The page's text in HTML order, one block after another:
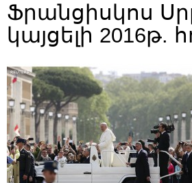
Ֆրանցիսկոս
կայցելի 2016թ.